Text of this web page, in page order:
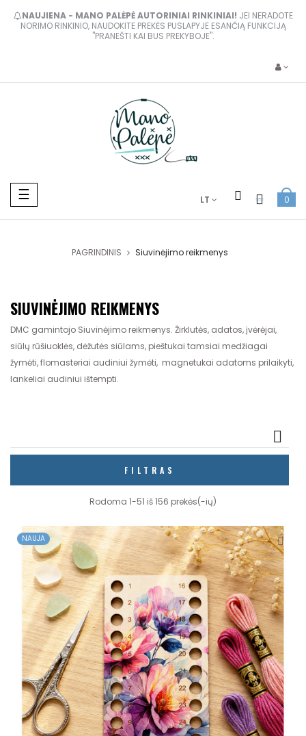
NAUJIENA - MANO PALĖPĖ AUTORINIAI RINKINIAI! JEI NERADOTE
NORIMO RINKINIO, NAUDOKITE PREKĖS PUSLAPYJE ESANČIĄ FUNKCIJĄ
"PRANEŠTI KAI BUS PREKYBOJE".
Toggle
navigation
☰ LT 0
PAGRINDINIS Siuvinėjimo reikmenys
SIUVINĖJIMO REIKMENYS
DMC gamintojo Siuvinėjimo reikmenys. Žirklutės, adatos, įvėrėjai,
siūlų rūšiuoklės, dėžutės siūlams, pieštukai tamsiai medžiagai
žymėti, flomasteriai audiniui žymėti, magnetukai adatoms prilaikyti,
lankeliai audiniui ištempti.

FILTRAS
Rodoma 1-51 iš 156 prekės(-ių)
NAUJA